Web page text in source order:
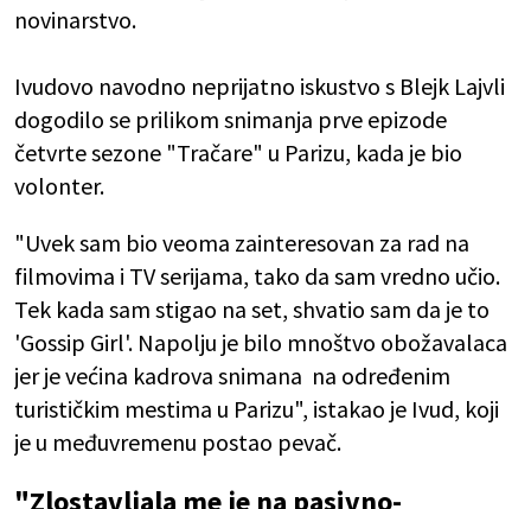
novinarstvo.
Ivudovo navodno neprijatno iskustvo s Blejk Lajvli
dogodilo se prilikom snimanja prve epizode ​​
četvrte sezone "Tračare" u Parizu, kada je bio
volonter.
"Uvek sam bio veoma zainteresovan za rad na
filmovima i TV serijama, tako da sam vredno učio.
Tek kada sam stigao na set, shvatio sam da je to
'Gossip Girl'. Napolju je bilo mnoštvo obožavalaca
jer je većina kadrova snimana na određenim
turističkim mestima u Parizu", istakao je Ivud, koji
je u međuvremenu postao pevač.
"Zlostavljala me je na pasivno-